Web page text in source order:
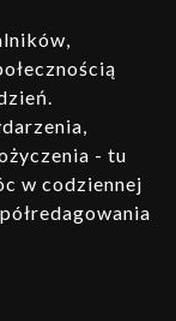
- tu
w codziennej